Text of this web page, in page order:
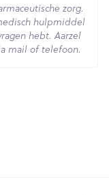
zorg.
hulpmiddel
hebt. Aarzel
mail of telefoon.